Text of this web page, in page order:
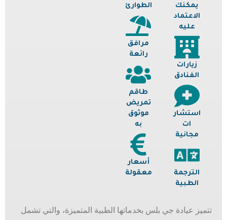
الطوارئ
مرافق
رائعة
طاقم
تمريض
موثوق
به
أسعار
معقولة
يمكنك
الاعتماد
عليه
زيارات
الفنادق
استشار
ات
مجانية
الترجمة
الطبية
تتميز عيادة جي بلس بخدماتها الطبية المتميزة، والتي تشمل